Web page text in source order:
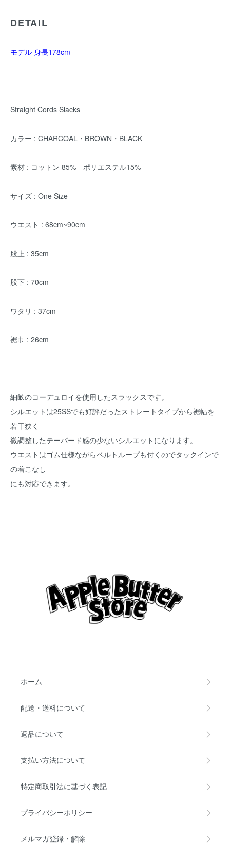
DETAIL
モデル 身長178cm
Straight Cords Slacks
カラー : CHARCOAL・BROWN・BLACK
素材 : コットン 85% ポリエステル15%
サイズ : One Size
ウエスト : 68cm~90cm
股上 : 35cm
股下 : 70cm
ワタリ : 37cm
裾巾 : 26cm
細畝のコーデュロイを使用したスラックスです。
シルエットは25SSでも好評だったストレートタイプから裾幅を
若干狭く
微調整したテーパード感の少ないシルエットになります。
ウエストはゴム仕様ながらベルトループも付くのでタックインで
の着こなし
にも対応できます。
ホーム
配送・送料について
返品について
支払い方法について
特定商取引法に基づく表記
プライバシーポリシー
メルマガ登録・解除